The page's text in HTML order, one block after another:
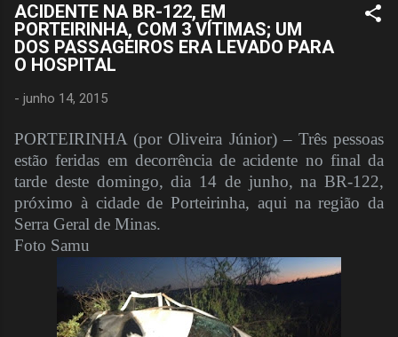
ACIDENTE NA BR-122, EM
PORTEIRINHA, COM 3 VÍTIMAS; UM
DOS PASSAGEIROS ERA LEVADO PARA
O HOSPITAL
- junho 14, 2015
PORTEIRINHA (por Oliveira Júnior) – Três pessoas
estão feridas em decorrência de acidente no final da
tarde deste domingo, dia 14 de junho, na BR-122,
próximo à cidade de Porteirinha, aqui na região da
Serra Geral de Minas.
Foto Samu